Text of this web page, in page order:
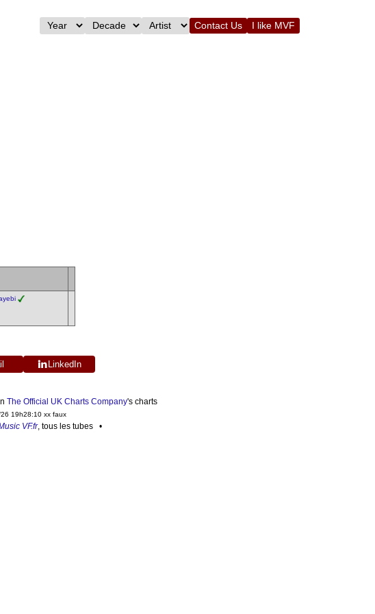
Contact Us I like MVF
LinkedIn
The Official UK Charts Company's charts
19h28:10 xx faux
VF.fr, tous les tubes •